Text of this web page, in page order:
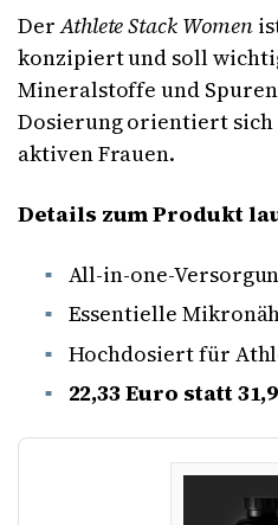
DerAthlete Stack Women
konzipiert und soll
Mineralstoffe und
Dosierung orientiert
aktiven Frauen.
Details zum Produkt
All-in-one-
Essentielle
Hochdosiert für
22,33 Euro statt